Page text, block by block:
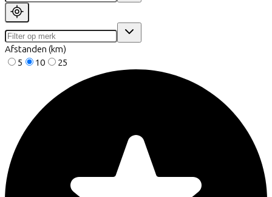
Afstanden (km)
5
10 25